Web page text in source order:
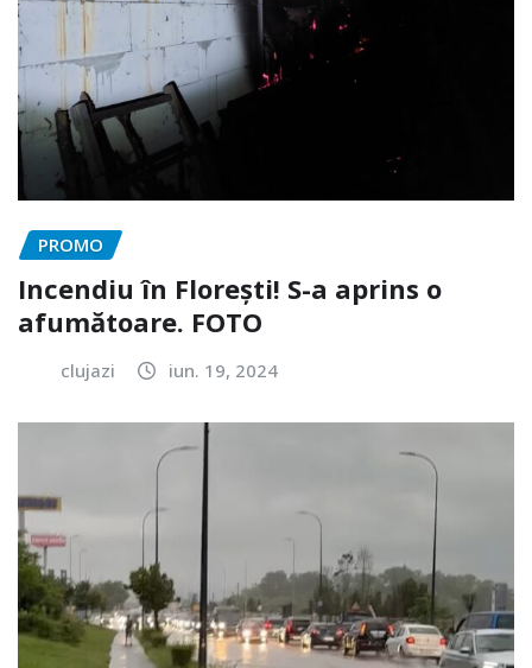
PROMO
Incendiu în Florești! S-a aprins o
afumătoare. FOTO
clujazi iun. 19, 2024